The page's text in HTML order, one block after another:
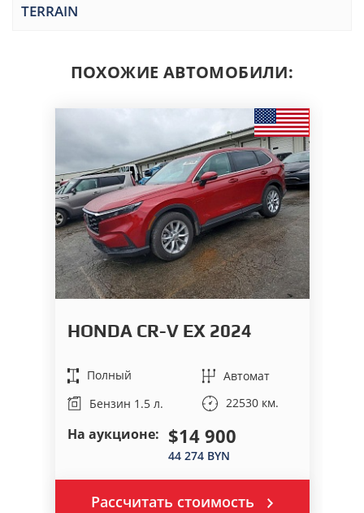
TERRAIN
ПОХОЖИЕ АВТОМОБИЛИ:
HONDA CR-V EX 2024
Полный
Автомат
Бензин 1.5 л.
22530 км.
На аукционе: $14 900
44 274 BYN
Рассчитать стоимость